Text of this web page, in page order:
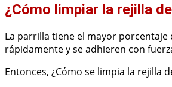
¿Cómo limpiar la rejilla
La parrilla tiene el mayor
rápidamente y se adhieren con
Entonces, ¿Cómo se limpia la rejilla